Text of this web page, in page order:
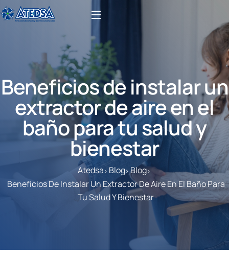
Beneficios de instalar un
extractor de aire en el
baño para tu salud y
bienestar
Atedsa Blog Blog
Beneficios De Instalar Un Extractor De Aire En El Baño Para
Tu Salud Y Bienestar